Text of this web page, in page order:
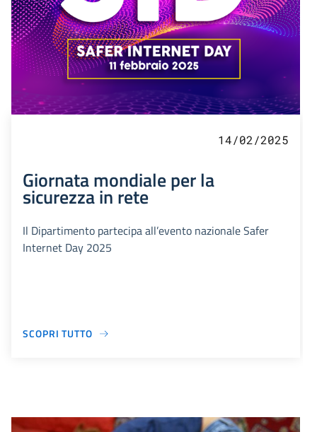
14/02/2025
Giornata mondiale per la
sicurezza in rete
Il Dipartimento partecipa all’evento nazionale Safer
Internet Day 2025
SCOPRI TUTTO